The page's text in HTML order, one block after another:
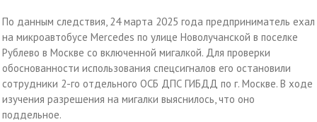
По данным следствия, 24 марта 2025 года предприниматель ехал
на микроавтобусе Mercedes по улице Новолучанской в поселке
Рублево в Москве со включенной мигалкой. Для проверки
обоснованности использования спецсигналов его остановили
сотрудники 2-го отдельного ОСБ ДПС ГИБДД по г. Москве. В ходе
изучения разрешения на мигалки выяснилось, что оно
поддельное.